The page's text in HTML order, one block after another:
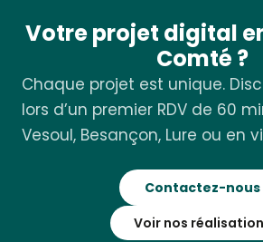
Votre projet digital
Comté ?
Chaque projet est unique.
lors d’un premier RDV de 60
Vesoul, Besançon, Lure ou en
Contactez-nous
Voir nos